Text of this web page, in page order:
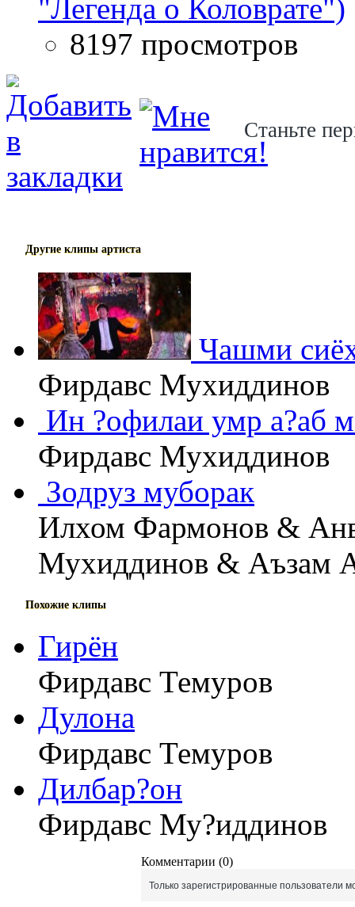
"Легенда о Коловрате")
8197 просмотров
Станьте
Другие клипы артиста
Чашми
Фирдавс Мухиддинов
Ин ?офилаи умр а?аб
Фирдавс Мухиддинов
Зодруз муборак
Илхом Фармонов &
Мухиддинов & Аъзам
Похожие клипы
Гирён
Фирдавс Темуров
Дулона
Фирдавс Темуров
Дилбар?он
Фирдавс Му?иддинов
Комментарии (0)
Только зарегистрированные пользователи